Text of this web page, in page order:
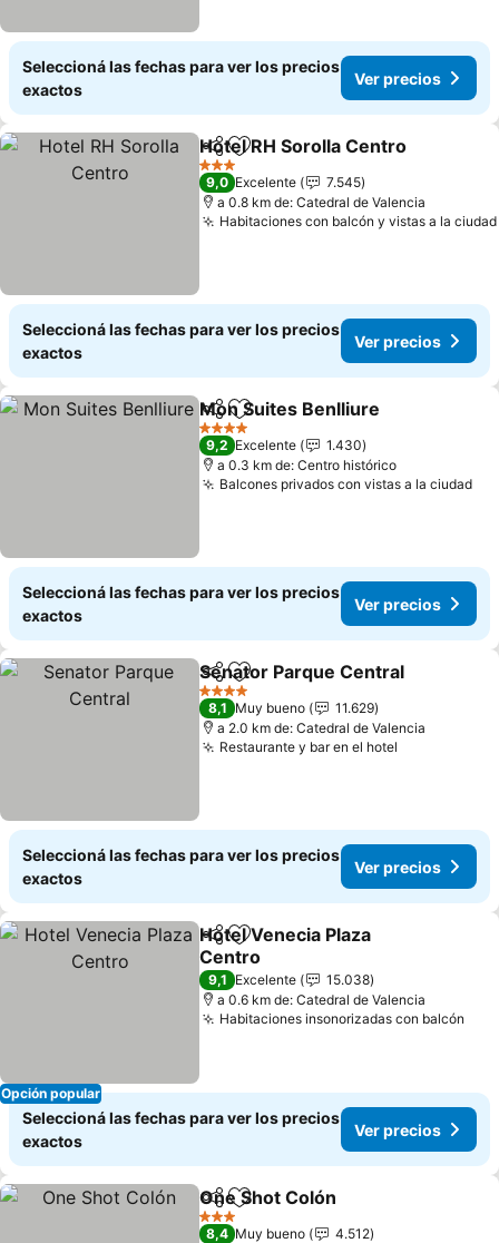
Seleccioná las fechas para ver los precios
exactos
Ver precios
CompartirAñadir a favoritos
Hotel RH Sorolla Centro
3 Estrellas
9,0 Excelente
7.545
a 0.8 km de: Catedral de Valencia
Habitaciones con balcón y vistas a la ciudad
Seleccioná las fechas para ver los precios
exactos
Ver precios
CompartirAñadir a favoritos
Mon Suites Benlliure
4 Estrellas
9,2 Excelente
1.430
a 0.3 km de: Centro histórico
Balcones privados con vistas a la ciudad
Seleccioná las fechas para ver los precios
exactos
Ver precios
CompartirAñadir a favoritos
Senator Parque Central
4 Estrellas
8,1 Muy bueno
11.629
a 2.0 km de: Catedral de Valencia
Restaurante y bar en el hotel
Seleccioná las fechas para ver los precios
exactos
Ver precios
Opción popular
CompartirAñadir a favoritos
Hotel Venecia Plaza
Centro
Ver precios
9,1 Excelente
15.038
a 0.6 km de: Catedral de Valencia
Habitaciones insonorizadas con balcón
Seleccioná las fechas para ver los precios
exactos
Ver precios
CompartirAñadir a favoritos
One Shot Colón
3 Estrellas
8,4 Muy bueno
4.512